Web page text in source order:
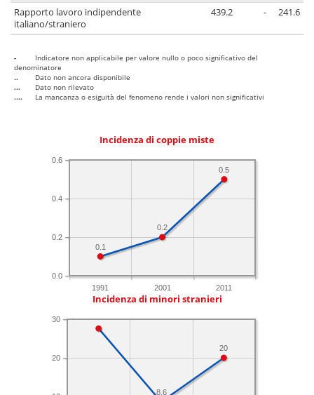
Rapporto lavoro indipendente
italiano/straniero
439.2 - 241.6
-
Indicatore non applicabile per valore nullo o poco significativo del
denominatore
..
Dato non ancora disponibile
...
Dato non rilevato
....
La mancanza o esiguità del fenomeno rende i valori non significativi
Incidenza di coppie miste
1991 2001 2011
0.0
0.2
0.4
0.6
0.5
0.2
0.1
Incidenza di minori stranieri
20
30
20
8.6